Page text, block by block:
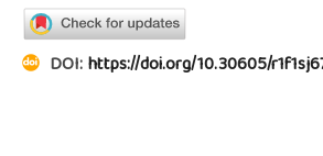
DOI:https://doi.org/10.30605/